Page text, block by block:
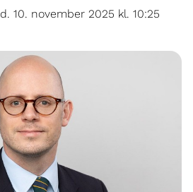
10. november 2025 kl. 10:25